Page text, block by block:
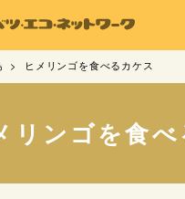
ヒメリンゴを食べるカケス
リンゴを食